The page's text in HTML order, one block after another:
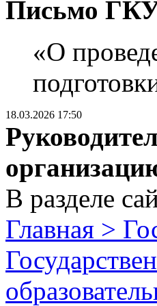
Письмо
«О
18.03.2026 17:50
В разделе
Главная >